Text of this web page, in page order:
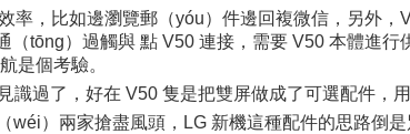
率，比如邊瀏覽郵（yóu）件邊回複微信，另外
tōng）過觸與 點 V50 連接，需要 V50 本體進
是個考驗。
過了，好在 V50 隻是把雙屏做成了可選配件，
）兩家搶盡風頭，LG 新機這種配件的思路倒